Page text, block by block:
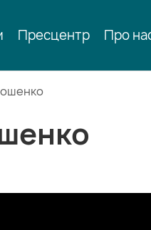
Пресцентр Про